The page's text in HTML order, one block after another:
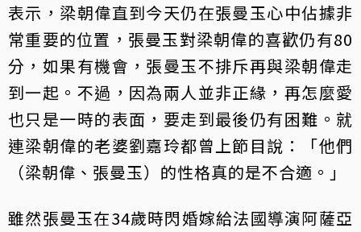
表示，梁朝偉直到今天仍在張曼玉心中佔據非
常重要的位置，張曼玉對梁朝偉的喜歡仍有80
分，如果有機會，張曼玉不排斥再與梁朝偉走
到一起。不過，因為兩人並非正緣，再怎麼愛
也只是一時的表面，要走到最後仍有困難。就
連梁朝偉的老婆劉嘉玲都曾上節目說：「他們
（梁朝偉、張曼玉）的性格真的是不合適。」
雖然張曼玉在34歲時閃婚嫁給法國導演阿薩亞